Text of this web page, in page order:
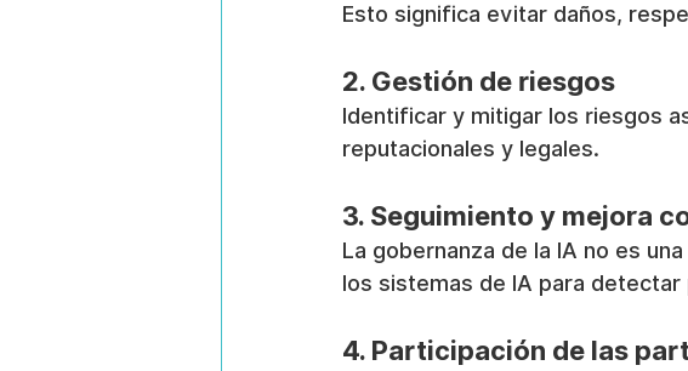
Esto significa evitar daños,
2. Gestión de riesgos
Identificar y mitigar los riesgos
reputacionales y legales.
3. Seguimiento y mejora
La gobernanza de la IA no es
los sistemas de IA para
4. Participación de las